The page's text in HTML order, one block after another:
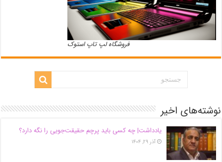
فروشگاه لپ تاپ استوک
نوشته‌های اخیر
یادداشت| ‌چه کسی باید پرچم حقیقت‌جویی را نگه دارد؟
آذر ۲۹, ۱۴۰۴